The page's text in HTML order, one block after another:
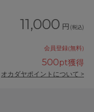
11,000 円 (税込)
会員登録(無料)
500pt獲得
オカダヤポイントについて >